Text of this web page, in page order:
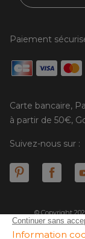
Paiement
Carte bancaire,
à partir de 50€,
Suivez-nous sur :
© Copyright